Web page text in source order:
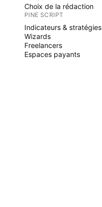
Choix de la rédaction
PINE SCRIPT
Indicateurs & stratégies
Wizards
Freelancers
Espaces payants